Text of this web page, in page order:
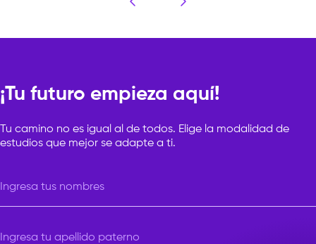
¡Tu futuro empieza aquí!
Tu camino no es igual al de todos. Elige la modalidad de
estudios que mejor se adapte a ti.
Ingresa tus nombres
Ingresa tu apellido paterno